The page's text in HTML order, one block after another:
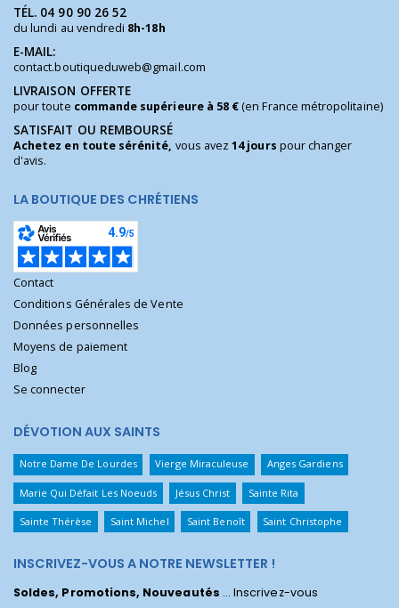
TÉL. 04 90 90 26 52
du lundi au vendredi 8h-18h
E-MAIL:
contact.boutiqueduweb@gmail.com
LIVRAISON OFFERTE
pour toute commande supérieure à 58 €(en France métropolitaine)
SATISFAIT OU REMBOURSÉ
Achetez en toute sérénité, vous avez14 jours pour changer
d'avis.
LA BOUTIQUE DES CHRÉTIENS
Contact
Conditions Générales de Vente
Données personnelles
Moyens de paiement
Blog
Se connecter
DÉVOTION AUX SAINTS
Notre Dame De Lourdes Vierge Miraculeuse Anges Gardiens
Marie Qui Défait Les Noeuds Jésus Christ Sainte Rita
Sainte Thérèse Saint Michel Saint Benoît Saint Christophe
INSCRIVEZ-VOUS A NOTRE NEWSLETTER !
Soldes, Promotions, Nouveautés ... Inscrivez-vous